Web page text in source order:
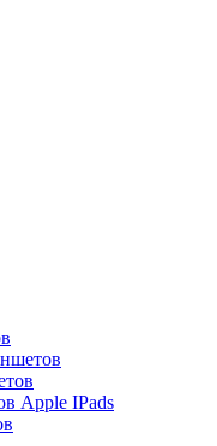
Apple IPads